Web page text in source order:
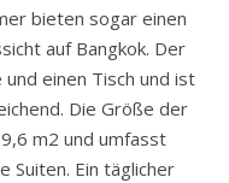
bieten sogar einen
auf Bangkok. Der
einen Tisch und ist
Die Größe der
m2 und umfasst
Suiten. Ein täglicher